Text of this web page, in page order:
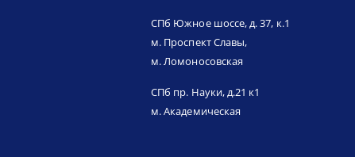
СПб Южное шоссе, д. 37, к.1
м. Проспект Славы,
м. Ломоносовская
СПб пр. Науки, д.21 к1
м. Академическая